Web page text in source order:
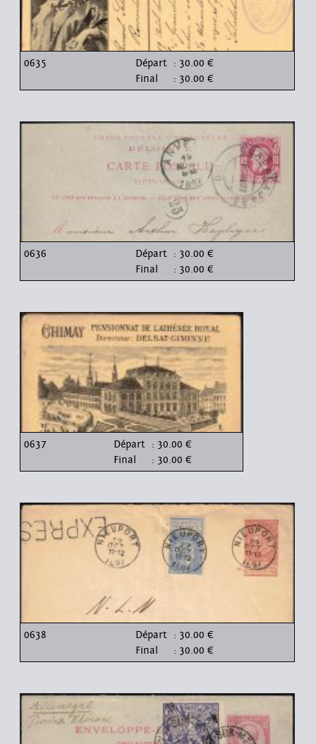
0635 Départ : 30.00 €
Final
: 30.00 €
0636 Départ : 30.00 €
Final
: 30.00 €
0637 Départ : 30.00 €
Final
: 30.00 €
0638 Départ : 30.00 €
Final
: 30.00 €